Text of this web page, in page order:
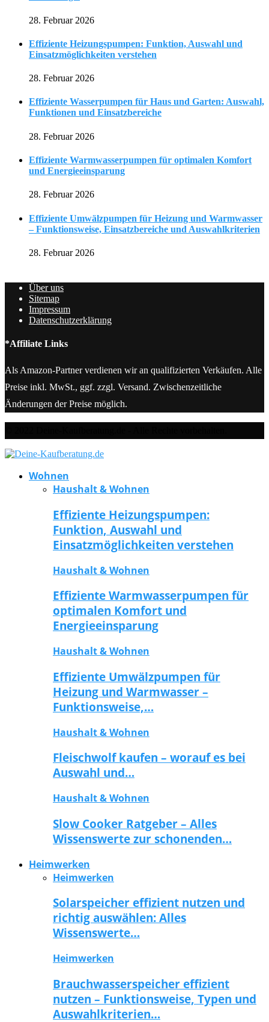
28. Februar 2026
Effiziente Heizungspumpen: Funktion, Auswahl und
Einsatzmöglichkeiten verstehen
28. Februar 2026
Effiziente Wasserpumpen für Haus und Garten: Auswahl,
Funktionen und Einsatzbereiche
28. Februar 2026
Effiziente Warmwasserpumpen für optimalen Komfort
und Energieeinsparung
28. Februar 2026
Effiziente Umwälzpumpen für Heizung und Warmwasser
– Funktionsweise, Einsatzbereiche und Auswahlkriterien
28. Februar 2026
Über uns
Sitemap
Impressum
Datenschutzerklärung
*Affiliate Links
Als Amazon-Partner verdienen wir an qualifizierten Verkäufen. Alle
Preise inkl. MwSt., ggf. zzgl. Versand. Zwischenzeitliche
Änderungen der Preise möglich.
Wohnen
Haushalt & Wohnen
Effiziente Heizungspumpen:
Funktion, Auswahl und
Einsatzmöglichkeiten verstehen
Haushalt & Wohnen
Effiziente Warmwasserpumpen für
optimalen Komfort und
Energieeinsparung
Haushalt & Wohnen
Effiziente Umwälzpumpen für
Heizung und Warmwasser –
Funktionsweise,…
Haushalt & Wohnen
Fleischwolf kaufen – worauf es bei
Auswahl und…
Haushalt & Wohnen
Slow Cooker Ratgeber – Alles
Wissenswerte zur schonenden…
Heimwerken
Heimwerken
Solarspeicher effizient nutzen und
richtig auswählen: Alles
Wissenswerte…
Heimwerken
Brauchwasserspeicher effizient
nutzen – Funktionsweise, Typen und
Auswahlkriterien…